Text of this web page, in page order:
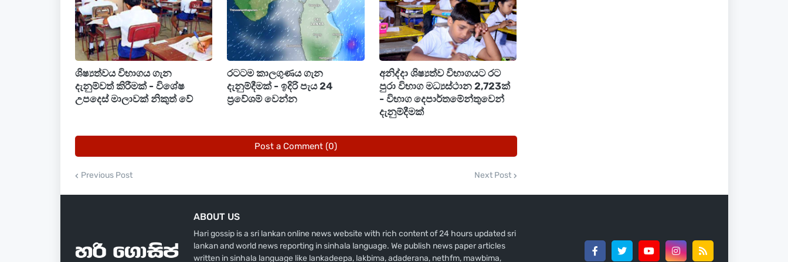
ගිගුරුම් සහිත වැසි සමඟ ඇතිවිය හැකි තාවකාලික තද සුළං සහ අකුණු හේතුවෙන් සිදුවිය හැකි අනතුරු
අවම කර ගැනීම සඳහා අවශ්‍ය ආරක්ෂක පියවර අනුගමනය කරන ලෙස ජනතාවගෙන් ඉල්ලා සිටී.
ශිෂ්‍යත්වය විභාගය ගැන
දැනුම්වත් කිරීමක් - විශේෂ
උපදෙස් මාලාවක් නිකුත් වේ
රටටම කාලගුණය ගැන
දැනුම්දීමක් - ඉදිරි පැය 24
ප්‍රවේශම් වෙන්න
අනිද්දා ශිෂ්‍යත්ව විභාගයට රට
පුරා විභාග මධ්‍යස්ථාන 2,723ක්
- විභාග දෙපාර්තමේන්තුවෙන්
දැනුම්දීමක්
Post a Comment (0)
Previous Post Next Post
ABOUT US
Hari gossip is a sri lankan online news website with rich content of 24 hours updated sri
lankan and world news reporting in sinhala language. We publish news paper articles
written in sinhala language like lankadeepa, lakbima, adaderana, nethfm, mawbima,